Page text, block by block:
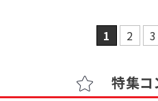
1 2 3
特集コ